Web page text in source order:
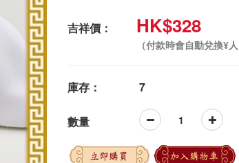
吉祥價： HK$328
（付款時會自動兌換¥
庫存： 7
數量
立即購買 加入購物車